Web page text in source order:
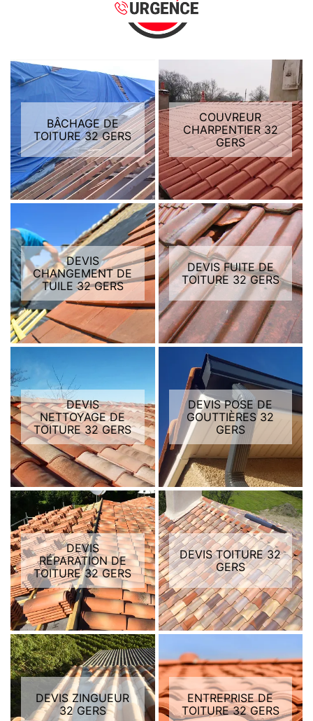
BÂCHAGE DE
TOITURE 32 GERS
COUVREUR
CHARPENTIER 32
GERS
DEVIS
CHANGEMENT DE
TUILE 32 GERS
DEVIS FUITE DE
TOITURE 32 GERS
DEVIS
NETTOYAGE DE
TOITURE 32 GERS
DEVIS POSE DE
GOUTTIÈRES 32
GERS
DEVIS
RÉPARATION DE
TOITURE 32 GERS
DEVIS TOITURE 32
GERS
DEVIS ZINGUEUR
32 GERS
ENTREPRISE DE
TOITURE 32 GERS